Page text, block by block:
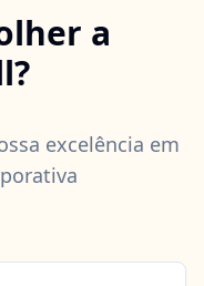
a
excelência em